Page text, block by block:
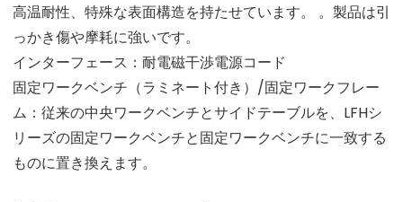
高温耐性、特殊な表面構造を持たせています。 。製品は引
っかき傷や摩耗に強いです。
インターフェース：耐電磁干渉電源コード
固定ワークベンチ（ラミネート付き）/固定ワークフレー
ム：従来の中央ワークベンチとサイドテーブルを、LFHシ
リーズの固定ワークベンチと固定ワークベンチに一致する
ものに置き換えます。